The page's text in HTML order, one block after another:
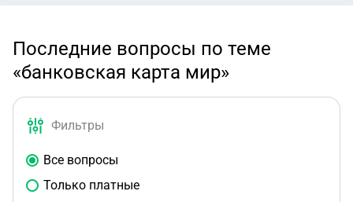
Последние вопросы по теме
«банковская карта мир»
Фильтры
Все вопросы
Только платные